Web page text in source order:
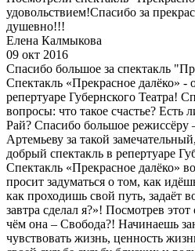
удовольствием!Спасибо за
душевно!!!
Елена Калмыкова
09 окт 2016
Спасибо большое за спектакль
Спектакль «Прекрасное далёко»
репертуаре Губернского Театра!
вопросы: что такое счастье? Есть
Рай? Спасибо большое
Артемьеву за такой
добрый спектакль в репертуаре
Спектакль «Прекрасное далёко»
просит задуматься о том, как
как проходишь свой путь, задаёт
завтра сделал я?»! Посмотрев
чём она – Свобода?! Начинаешь
чувствовать жизнь, ценность